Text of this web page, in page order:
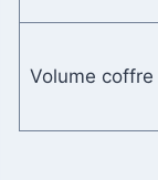
Volume coffre